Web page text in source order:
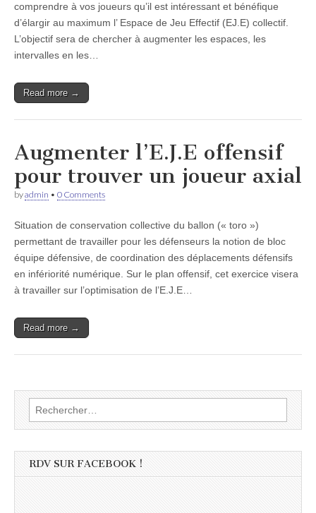
comprendre à vos joueurs qu’il est intéressant et bénéfique
d’élargir au maximum l’ Espace de Jeu Effectif (EJ.E) collectif.
L’objectif sera de chercher à augmenter les espaces, les
intervalles en les…
Read more →
Augmenter l’E.J.E offensif
pour trouver un joueur axial
byadmin • 0 Comments
Situation de conservation collective du ballon (« toro »)
permettant de travailler pour les défenseurs la notion de bloc
équipe défensive, de coordination des déplacements défensifs
en infériorité numérique. Sur le plan offensif, cet exercice visera
à travailler sur l’optimisation de l’E.J.E…
Read more →
Rechercher :
RDV SUR FACEBOOK !